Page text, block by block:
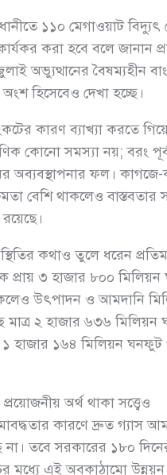
১১০ মেগাওয়াট
করা হবে বলে জানান
অভ্যুত্থানের বৈষম্যহীন
অংশ হিসেবেও দেখা হচ্ছে।
কারণ ব্যাখ্যা করতে
কোনো সমস্যা নয়; বরং
অব্যবস্থাপনার ফল।
বেশি থাকলেও বাস্তবতার
কথাও তুলে ধরেন
প্রায় ৩ হাজার ৮০০
উৎপাদন ও আমদানি
মাত্র ২ হাজার ৬৩৬ মিলিয়ন
১ হাজার ১৬৪ মিলিয়ন ঘনফুট
অর্থ থাকা সত্ত্বেও
কারণে দ্রুত গ্যাস
না। তবে সরকারের ১৮০
মধ্যে এই অবকাঠামো